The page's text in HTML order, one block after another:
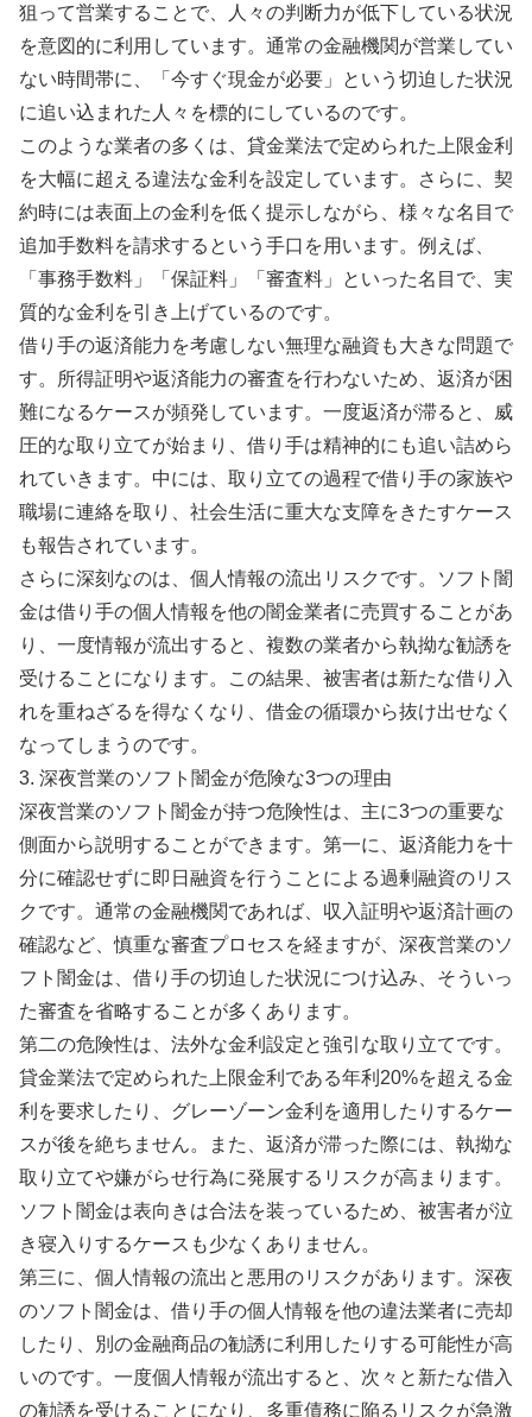
狙って営業することで、人々の判断力が低下している状況
を意図的に利用しています。通常の金融機関が営業してい
ない時間帯に、「今すぐ現金が必要」という切迫した状況
に追い込まれた人々を標的にしているのです。
このような業者の多くは、貸金業法で定められた上限金利
を大幅に超える違法な金利を設定しています。さらに、契
約時には表面上の金利を低く提示しながら、様々な名目で
追加手数料を請求するという手口を用います。例えば、
「事務手数料」「保証料」「審査料」といった名目で、実
質的な金利を引き上げているのです。
借り手の返済能力を考慮しない無理な融資も大きな問題で
す。所得証明や返済能力の審査を行わないため、返済が困
難になるケースが頻発しています。一度返済が滞ると、威
圧的な取り立てが始まり、借り手は精神的にも追い詰めら
れていきます。中には、取り立ての過程で借り手の家族や
職場に連絡を取り、社会生活に重大な支障をきたすケース
も報告されています。
さらに深刻なのは、個人情報の流出リスクです。ソフト闇
金は借り手の個人情報を他の闇金業者に売買することがあ
り、一度情報が流出すると、複数の業者から執拗な勧誘を
受けることになります。この結果、被害者は新たな借り入
れを重ねざるを得なくなり、借金の循環から抜け出せなく
なってしまうのです。
3. 深夜営業のソフト闇金が危険な3つの理由
深夜営業のソフト闇金が持つ危険性は、主に3つの重要な
側面から説明することができます。第一に、返済能力を十
分に確認せずに即日融資を行うことによる過剰融資のリス
クです。通常の金融機関であれば、収入証明や返済計画の
確認など、慎重な審査プロセスを経ますが、深夜営業のソ
フト闇金は、借り手の切迫した状況につけ込み、そういっ
た審査を省略することが多くあります。
第二の危険性は、法外な金利設定と強引な取り立てです。
貸金業法で定められた上限金利である年利20%を超える金
利を要求したり、グレーゾーン金利を適用したりするケー
スが後を絶ちません。また、返済が滞った際には、執拗な
取り立てや嫌がらせ行為に発展するリスクが高まります。
ソフト闇金は表向きは合法を装っているため、被害者が泣
き寝入りするケースも少なくありません。
第三に、個人情報の流出と悪用のリスクがあります。深夜
のソフト闇金は、借り手の個人情報を他の違法業者に売却
したり、別の金融商品の勧誘に利用したりする可能性が高
いのです。一度個人情報が流出すると、次々と新たな借入
の勧誘を受けることになり、多重債務に陥るリスクが急激